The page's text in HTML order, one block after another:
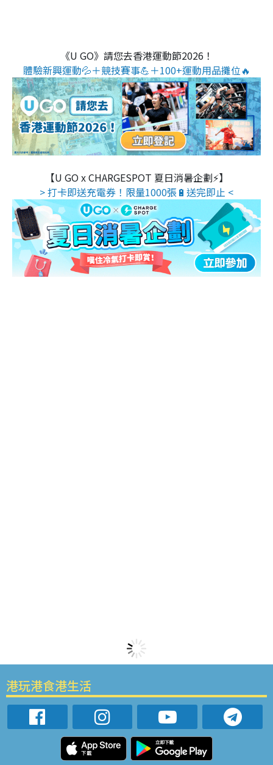
《U GO》請您去香港運動節2026！
體驗新興運動💦＋競技賽事💪＋100+運動用品攤位🔥
【U GO x CHARGESPOT 夏日消暑企劃⚡】
> 打卡即送充電券！限量1000張🔋送完即止 <
港玩港食港生活